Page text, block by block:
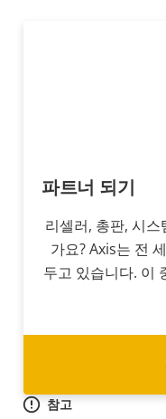
파트너 되기
리셀러, 총판, 시
가요? Axis는 전
두고 있습니다. 이
참고